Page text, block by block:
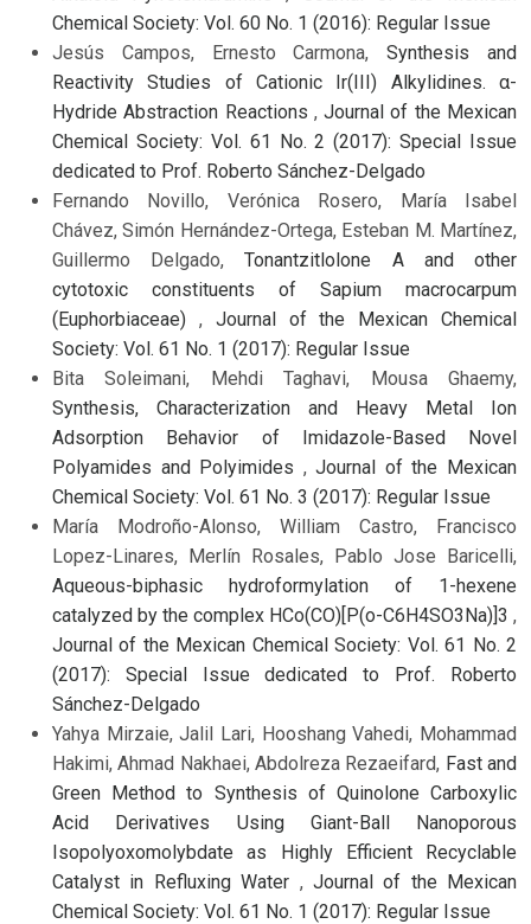
Chemical Society: Vol. 60 No. 1 (2016): Regular Issue
Jesús Campos, Ernesto Carmona,Synthesis and
Reactivity Studies of Cationic Ir(III) Alkylidines. α-
Hydride Abstraction Reactions ,Journal of the Mexican
Chemical Society: Vol. 61 No. 2 (2017): Special Issue
dedicated to Prof. Roberto Sánchez-Delgado
Fernando Novillo, Verónica Rosero, María Isabel
Chávez, Simón Hernández-Ortega, Esteban M. Martínez,
Guillermo Delgado,Tonantzitlolone A and other
cytotoxic constituents of Sapium macrocarpum
(Euphorbiaceae) , Journal of the Mexican Chemical
Society: Vol. 61 No. 1 (2017): Regular Issue
Bita Soleimani, Mehdi Taghavi, Mousa Ghaemy,
Synthesis, Characterization and Heavy Metal Ion
Adsorption Behavior of Imidazole-Based Novel
Polyamides and Polyimides ,Journal of the Mexican
Chemical Society: Vol. 61 No. 3 (2017): Regular Issue
María Modroño-Alonso, William Castro, Francisco
Lopez-Linares, Merlín Rosales, Pablo Jose Baricelli,
Aqueous-biphasic hydroformylation of 1-hexene
catalyzed by the complex HCo(CO)[P(o-C6H4SO3Na)]3 ,
Journal of the Mexican Chemical Society: Vol. 61 No. 2
(2017): Special Issue dedicated to Prof. Roberto
Sánchez-Delgado
Yahya Mirzaie, Jalil Lari, Hooshang Vahedi, Mohammad
Hakimi, Ahmad Nakhaei, Abdolreza Rezaeifard, Fast and
Green Method to Synthesis of Quinolone Carboxylic
Acid Derivatives Using Giant-Ball Nanoporous
Isopolyoxomolybdate as Highly Efficient Recyclable
Catalyst in Refluxing Water , Journal of the Mexican
Chemical Society: Vol. 61 No. 1 (2017): Regular Issue